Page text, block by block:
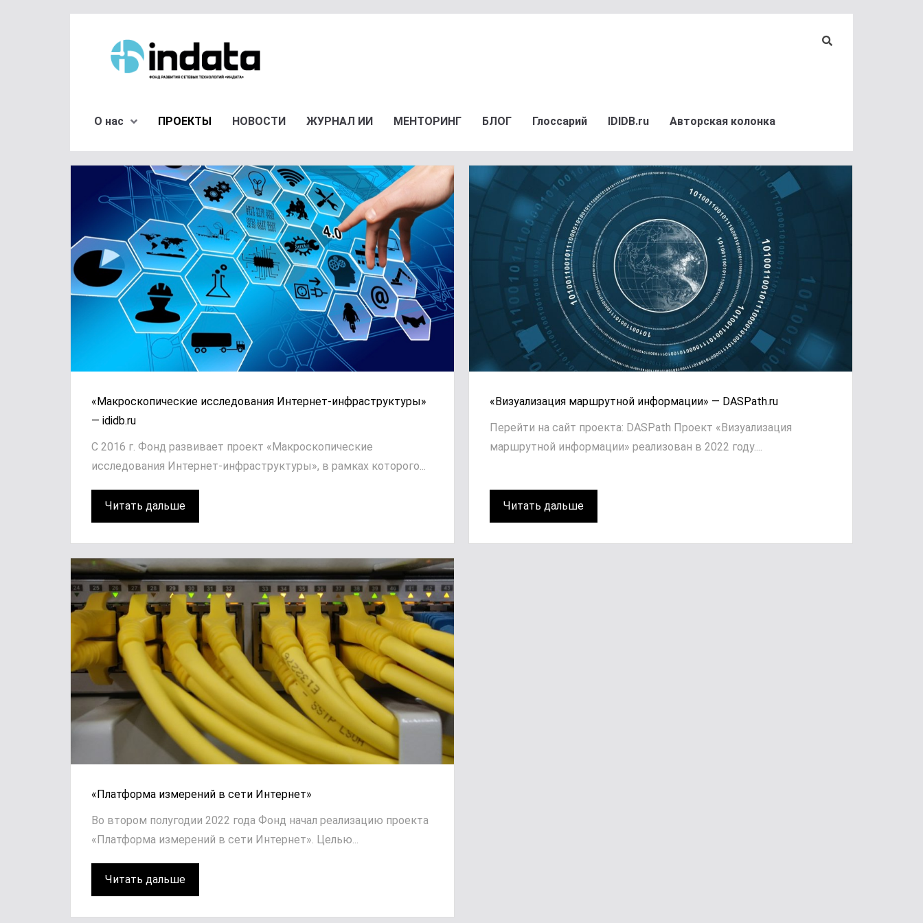
О нас ПРОЕКТЫ НОВОСТИ ЖУРНАЛ ИИ МЕНТОРИНГ БЛОГ Глоссарий IDIDB.ru Авторская колонка
«Макроскопические исследования Интернет-инфраструктуры»
— ididb.ru
С 2016 г. Фонд развивает проект «Макроскопические
исследования Интернет-инфраструктуры», в рамках которого...
Читать дальше
«Визуализация маршрутной информации» — DASPath.ru
Перейти на сайт проекта: DASPath Проект «Визуализация
маршрутной информации» реализован в 2022 году....
Читать дальше
«Платформа измерений в сети Интернет»
Во втором полугодии 2022 года Фонд начал реализацию проекта
«Платформа измерений в сети Интернет». Целью...
Читать дальше